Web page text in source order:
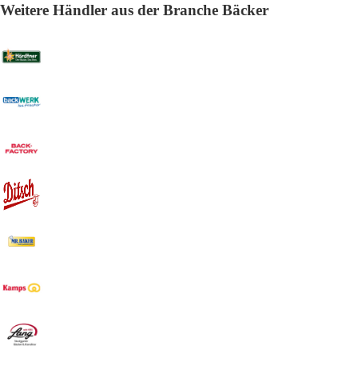
Weitere Händler aus der Branche Bäcker